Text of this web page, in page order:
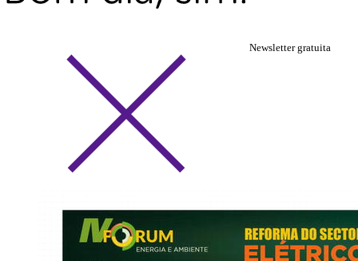
Newsletter gratuita